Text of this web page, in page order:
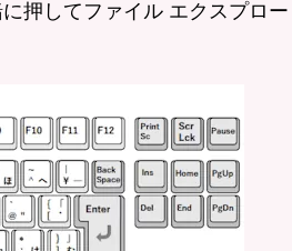
押してファイル エクスプロー